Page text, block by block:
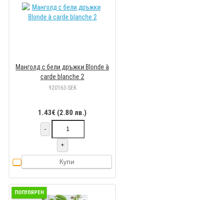
Манголд с бели дръжки Blonde à
carde blanche 2
920163-SEK
1.43€ (2.80 лв.)
-
+
Купи
ПОПУЛЯРЕН